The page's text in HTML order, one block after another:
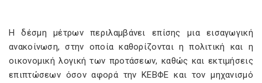
Η δέσμη μέτρων περιλαμβάνει επίσης μια εισαγωγική
ανακοίνωση, στην οποία καθορίζονται η πολιτική και η
οικονομική λογική των προτάσεων, καθώς και εκτιμήσεις
επιπτώσεων όσον αφορά την ΚΕΒΦΕ και τον μηχανισμό